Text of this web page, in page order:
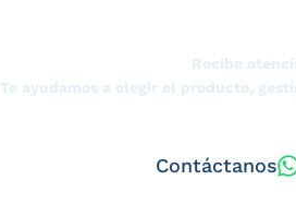
Recibe
Te ayudamos a elegir el producto,
Contáctanos